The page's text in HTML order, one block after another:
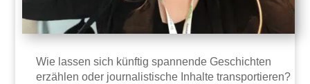
Wie lassen sich künftig spannende Geschichten
erzählen oder journalistische Inhalte transportieren?